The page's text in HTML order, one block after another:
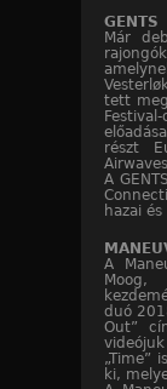
GENTS
Már
tett
részt
A
hazai
A
duó
Out”
„Time”
ki,